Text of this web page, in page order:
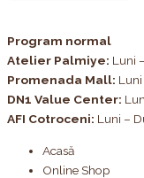
Program normal
Atelier Palmiye: Luni
Promenada Mall:
DN1 Value Center:
AFI Cotroceni: Luni –
Acasă
Online Shop